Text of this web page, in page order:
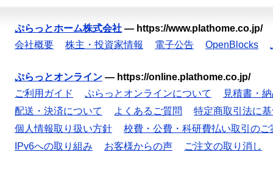
ぷらっとホーム株式会社 — https://www.plathome.co.jp/
会社概要
株主・投資家情報 電子公告 OpenBlocks
ぷらっとオンライン — https://online.plathome.co.jp/
ご利用ガイド
ぷらっとオンラインについて
見積書・
配送・決済について
よくあるご質問
特定商取引法に
個人情報取り扱い方針
校費・公費・科研費払い取引のご
IPv6への取り組み
お客様からの声 ご注文の取り消し